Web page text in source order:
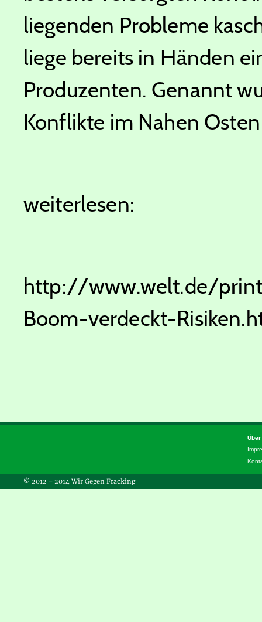
liegenden Probleme
liege bereits in Händen
Produzenten. Genannt
Konflikte im Nahen
weiterlesen:
http://www.welt.de/
Boom-verdeckt-
Über
© 2012 – 2014 Wir Gegen Fracking